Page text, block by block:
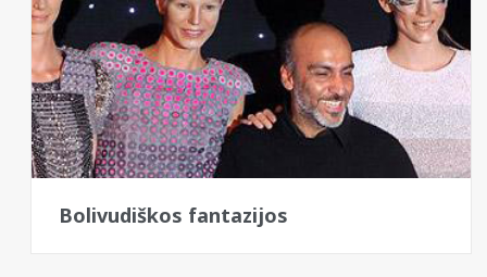
Bolivudiškos fantazijos